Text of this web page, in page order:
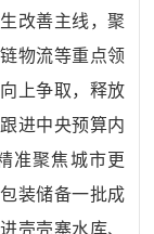
改善主线，聚
物流等重点领
上争取，释放
进中央预算内
准聚焦城市更
装储备一批成
壳壳寨水库、